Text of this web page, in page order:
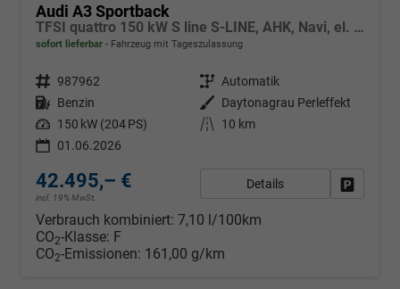
Audi A3 Sportback
TFSI quattro 150 kW S line S-LINE, AHK, Navi, el. Klappe, Sound, Winter, 18-Zoll, 3-J. Garantie
sofort lieferbar Fahrzeug mit Tageszulassung
Fahrzeugnr. 987962 Getriebe Automatik
Kraftstoff Benzin Außenfarbe
Daytonagrau Perleffekt
Leistung 150 kW (204 PS) Kilometerstand
10 km
01.06.2026
42.495,– €
incl. 19% MwSt.
Details
Verbrauch kombiniert: 7,10 l/100km
CO2-Klasse: F
CO2-Emissionen: 161,00 g/km